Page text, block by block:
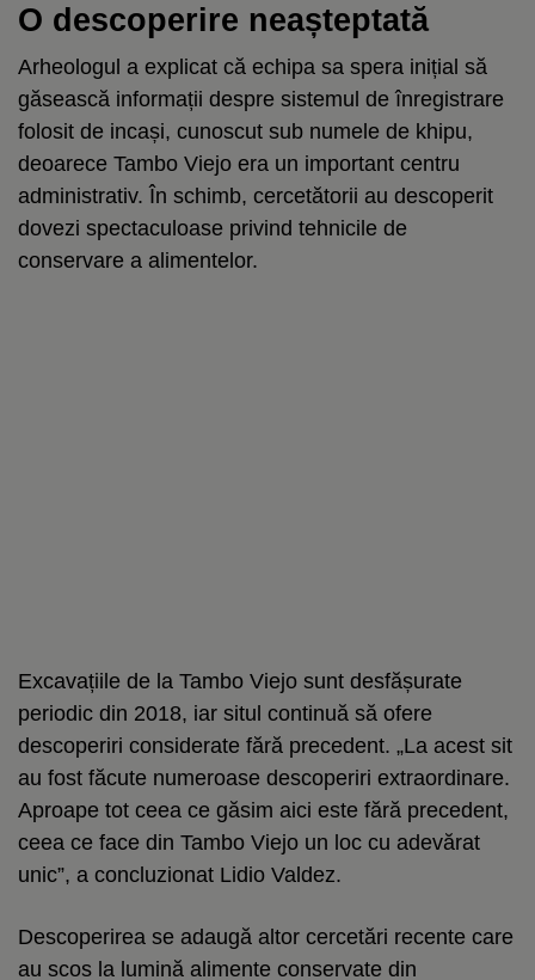
O descoperire neașteptată
Arheologul a explicat că echipa sa spera inițial să
găsească informații despre sistemul de înregistrare
folosit de incași, cunoscut sub numele de khipu,
deoarece Tambo Viejo era un important centru
administrativ. În schimb, cercetătorii au descoperit
dovezi spectaculoase privind tehnicile de
conservare a alimentelor.
Excavațiile de la Tambo Viejo sunt desfășurate
periodic din 2018, iar situl continuă să ofere
descoperiri considerate fără precedent. „La acest sit
au fost făcute numeroase descoperiri extraordinare.
Aproape tot ceea ce găsim aici este fără precedent,
ceea ce face din Tambo Viejo un loc cu adevărat
unic”, a concluzionat Lidio Valdez.
Descoperirea se adaugă altor cercetări recente care
au scos la lumină alimente conservate din